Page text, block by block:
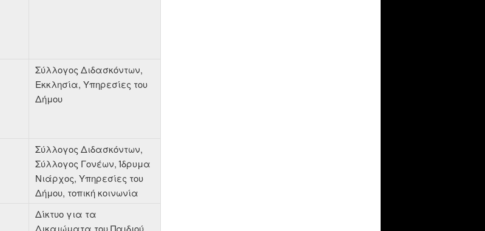
Σύλλογος Διδασκόντων,
Εκκλησία, Υπηρεσίες του
Δήμου
Σύλλογος Διδασκόντων,
Σύλλογος Γονέων, Ίδρυμα
Νιάρχος, Υπηρεσίες του
Δήμου, τοπική κοινωνία
Δίκτυο για τα
Δικαιώματα του Παιδιού